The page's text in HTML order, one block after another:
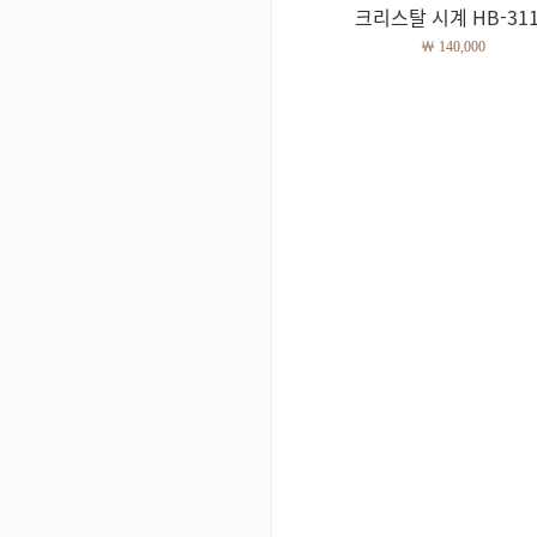
크리스탈 시계 HB-
￦ 140,000